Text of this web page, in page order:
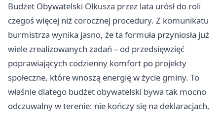
Budżet Obywatelski Olkusza przez lata urósł do roli
czegoś więcej niż corocznej procedury. Z komunikatu
burmistrza wynika jasno, że ta formuła przyniosła już
wiele zrealizowanych zadań – od przedsięwzięć
poprawiających codzienny komfort po projekty
społeczne, które wnoszą energię w życie gminy. To
właśnie dlatego budżet obywatelski bywa tak mocno
odczuwalny w terenie: nie kończy się na deklaracjach,